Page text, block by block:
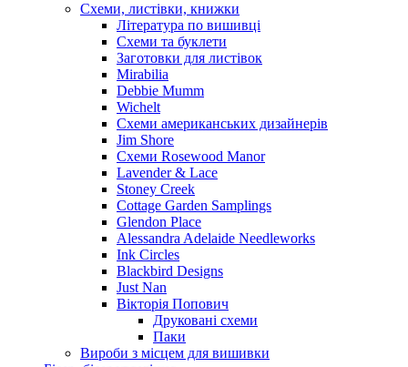
Схеми, листівки, книжки
Література по вишивці
Схеми та буклети
Заготовки для листівок
Mirabilia
Debbie Mumm
Wichelt
Схеми американських дизайнерів
Jim Shore
Cхеми Rosewood Manor
Lavender & Lace
Stoney Creek
Cottage Garden Samplings
Glendon Place
Alessandra Adelaide Needleworks
Ink Circles
Blackbird Designs
Just Nan
Вікторія Попович
Друковані схеми
Паки
Вироби з місцем для вишивки